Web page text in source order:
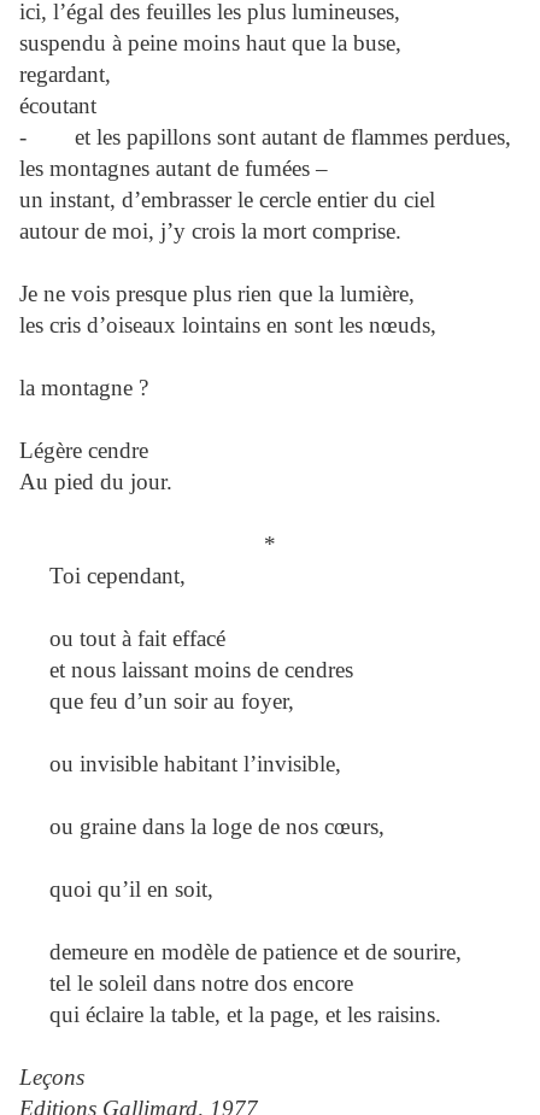
ici, l’égal des feuilles les plus lumineuses,
suspendu à peine moins haut que la buse,
regardant,
écoutant
- et les papillons sont autant de flammes perdues,
les montagnes autant de fumées –
un instant, d’embrasser le cercle entier du ciel
autour de moi, j’y crois la mort comprise.
Je ne vois presque plus rien que la lumière,
les cris d’oiseaux lointains en sont les nœuds,
la montagne ?
Légère cendre
Au pied du jour.
*
Toi cependant,
ou tout à fait effacé
et nous laissant moins de cendres
que feu d’un soir au foyer,
ou invisible habitant l’invisible,
ou graine dans la loge de nos cœurs,
quoi qu’il en soit,
demeure en modèle de patience et de sourire,
tel le soleil dans notre dos encore
qui éclaire la table, et la page, et les raisins.
Leçons
Editions Gallimard, 1977